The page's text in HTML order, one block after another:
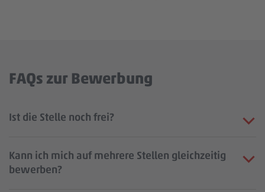
FAQs zur Bewerbung
Ist die Stelle noch frei?
Kann ich mich auf mehrere Stellen gleichzeitig
bewerben?